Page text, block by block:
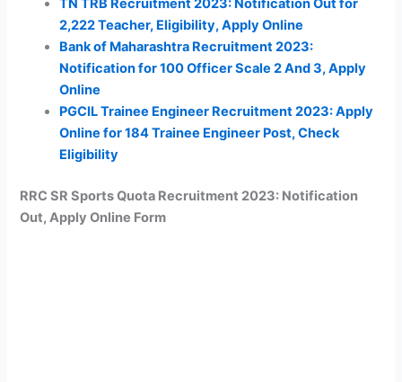
TN TRB Recruitment 2023: Notification Out for
2,222 Teacher, Eligibility, Apply Online
Bank of Maharashtra Recruitment 2023:
Notification for 100 Officer Scale 2 And 3, Apply
Online
PGCIL Trainee Engineer Recruitment 2023: Apply
Online for 184 Trainee Engineer Post, Check
Eligibility
RRC SR Sports Quota Recruitment 2023: Notification
Out, Apply Online Form